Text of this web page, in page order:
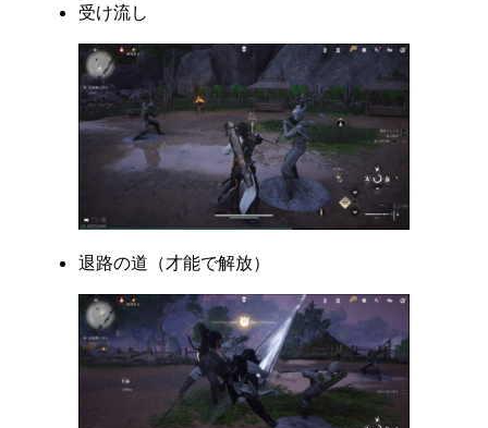
受け流し
退路の道（才能で解放）